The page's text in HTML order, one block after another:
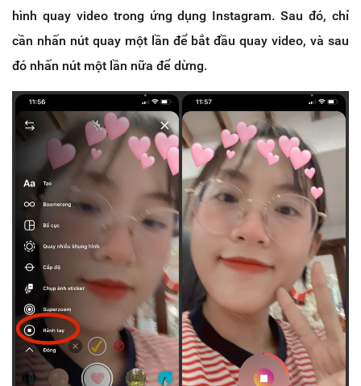
hình quay video trong ứng dụng Instagram. Sau đó, chỉ
cần nhấn nút quay một lần để bắt đầu quay video, và sau
đó nhấn nút một lần nữa để dừng.